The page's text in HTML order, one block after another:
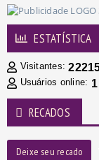
ESTATÍSTICA
Visitantes:
Usuários online: 1
RECADOS
Deixe seu recado